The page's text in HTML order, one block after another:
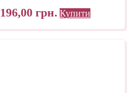
196,00 грн. Купити